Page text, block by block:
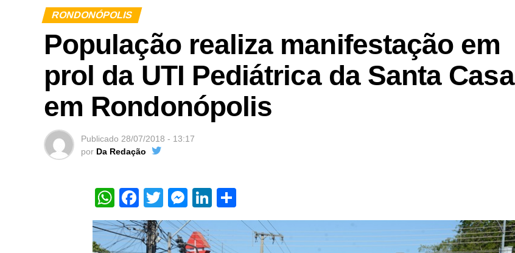
RONDONÓPOLIS
População realiza manifestação em
prol da UTI Pediátrica da Santa Casa
em Rondonópolis
Publicado 28/07/2018 - 13:17
por Da Redação
WhatsApp
Facebook
TwitterMessenger
LinkedIn